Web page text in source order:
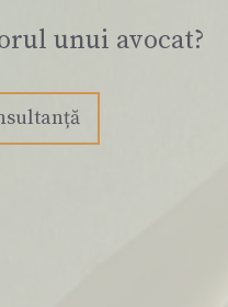
unui avocat?